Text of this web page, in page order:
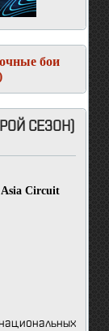
бои
СЕЗОН)
Circuit